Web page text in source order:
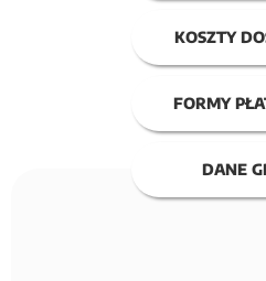
KOSZTY
FORMY
DANE